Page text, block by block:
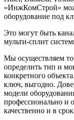
«ИнжКомСтрой»
оборудование под
Это могут быть
мульти-сплит
Мы осуществляем
определить тип и
конкретного
ключ, выгодно.
модели
профессионально и
качественно и в